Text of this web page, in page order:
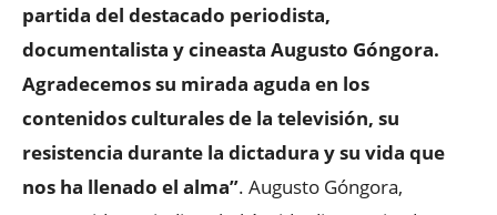
partida del destacado periodista,
documentalista y cineasta Augusto Góngora.
Agradecemos su mirada aguda en los
contenidos culturales de la televisión, su
resistencia durante la dictadura y su vida que
nos ha llenado el alma”. Augusto Góngora,